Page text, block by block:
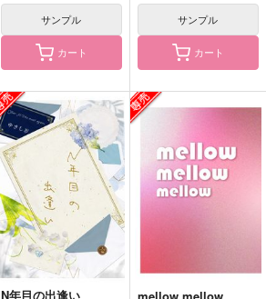
サンプル
カート
サンプル
カート
N年目の出逢い